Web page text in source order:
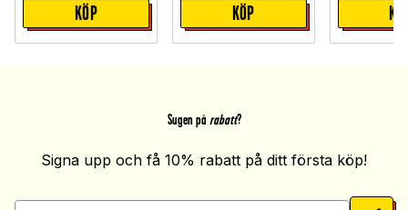
KÖP KÖP
Sugen på rabatt?
Signa upp och få 10% rabatt på ditt första köp!